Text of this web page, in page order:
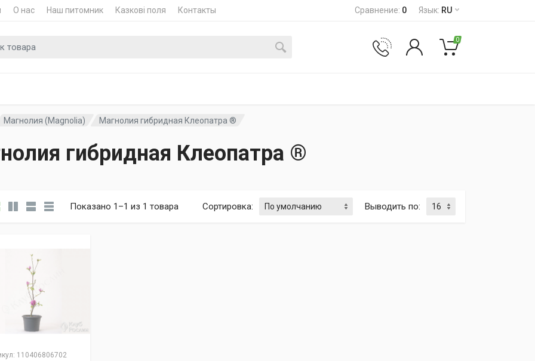
О нас Наш питомник Казкові поля Контакты Сравнение: 0 Язык: RU
0
Магнолия (Magnolia) Магнолия гибридная Клеопатра ®
гибридная Клеопатра ®
Показано 1–1 из 1 товара Сортировка: Выводить по:
: 110406806702